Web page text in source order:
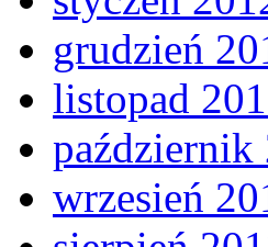
grudzień
listopad
październik
wrzesień